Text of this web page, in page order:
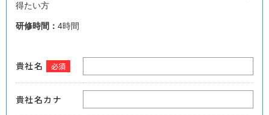
得たい方
研修時間： 4時間
貴社名 必須
貴社名カナ